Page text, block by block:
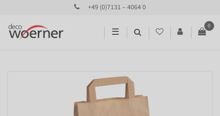
+49 (0)7131 – 4064 0
☰
0